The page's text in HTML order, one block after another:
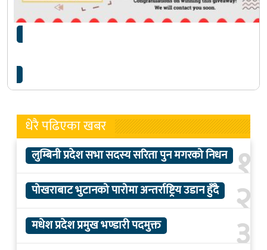
चलचित्र ‘हल्कारा’को चिठ्ठी लेखन प्रतियोगिताको वितेजा
घोषणा
धेरै पढिएका खबर
१
लुम्बिनी प्रदेश सभा सदस्य सरिता पुन मगरको निधन
२
पोखराबाट भुटानको पारोमा अन्तर्राष्ट्रिय उडान हुँदै
३
मधेश प्रदेश प्रमुख भण्डारी पदमुक्त